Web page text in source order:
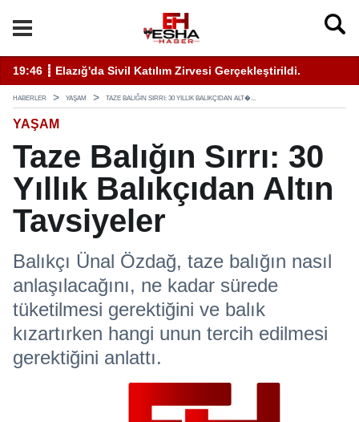
Uyarı Kulaktan Dolma Bilgiyle İlaçlama Ölüm Getirir
19:46 ┋ Elazığ'da Sivil Katılım Zirvesi Gerçekleştirildi.
HABERLER YAŞAM TAZE BALIĞIN SIRRI: 30 YILLIK BALIKÇIDAN ALT�...
YAŞAM
Taze Balığın Sırrı: 30
Yıllık Balıkçıdan Altın
Tavsiyeler
Balıkçı Ünal Özdağ, taze balığın nasıl
anlaşılacağını, ne kadar sürede
tüketilmesi gerektiğini ve balık
kızartırken hangi unun tercih edilmesi
gerektiğini anlattı.